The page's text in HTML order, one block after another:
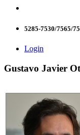
5285-7530/7565/
Login
Gustavo Javier